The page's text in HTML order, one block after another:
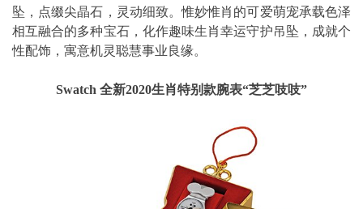
坠，点缀尖晶石，灵动细致。惟妙惟肖的可爱萌宠承载色泽
相互融合的多种宝石，化作趣味生肖幸运守护吊坠，成就个
性配饰，寓意机灵聪慧事业良缘。
Swatch 全新2020生肖特别款腕表“芝芝吱吱”